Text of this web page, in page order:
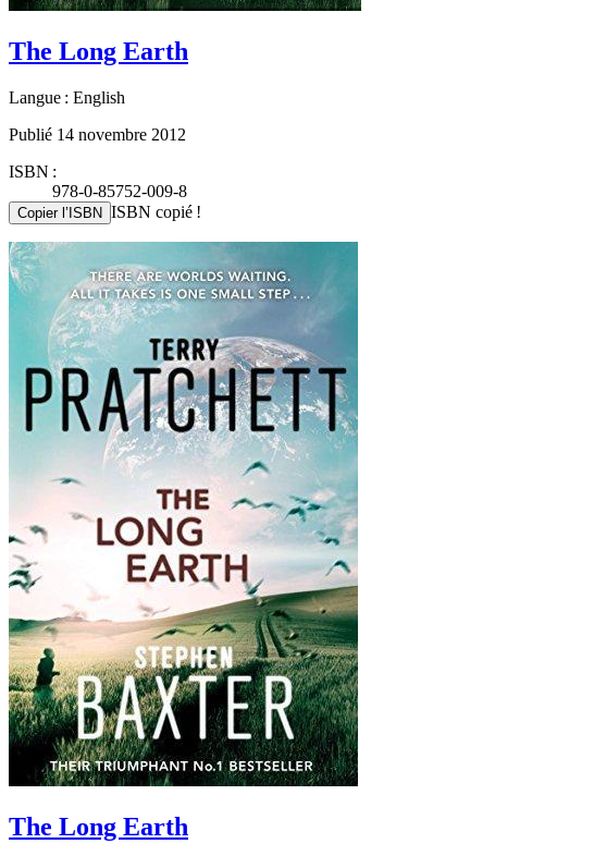
The Long Earth
Langue : English
Publié 14 novembre 2012
ISBN :
978-0-85752-009-8
Copier l’ISBN ISBN copié !
The Long Earth